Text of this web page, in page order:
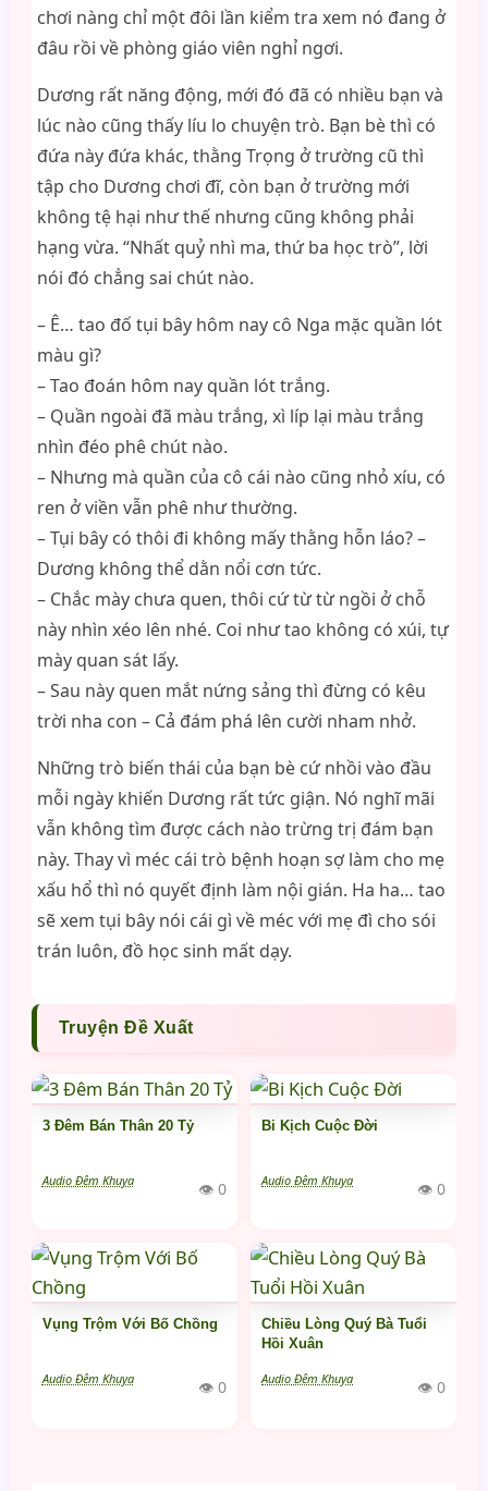
chơi nàng chỉ một đôi lần kiểm tra xem nó đang ở
đâu rồi về phòng giáo viên nghỉ ngơi.
Dương rất năng động, mới đó đã có nhiều bạn và
lúc nào cũng thấy líu lo chuyện trò. Bạn bè thì có
đứa này đứa khác, thằng Trọng ở trường cũ thì
tập cho Dương chơi đĩ, còn bạn ở trường mới
không tệ hại như thế nhưng cũng không phải
hạng vừa. “Nhất quỷ nhì ma, thứ ba học trò”, lời
nói đó chẳng sai chút nào.
– Ê… tao đố tụi bây hôm nay cô Nga mặc quần lót
màu gì?
– Tao đoán hôm nay quần lót trắng.
– Quần ngoài đã màu trắng, xì líp lại màu trắng
nhìn đéo phê chút nào.
– Nhưng mà quần của cô cái nào cũng nhỏ xíu, có
ren ở viền vẫn phê như thường.
– Tụi bây có thôi đi không mấy thằng hỗn láo? –
Dương không thể dằn nổi cơn tức.
– Chắc mày chưa quen, thôi cứ từ từ ngồi ở chỗ
này nhìn xéo lên nhé. Coi như tao không có xúi, tự
mày quan sát lấy.
– Sau này quen mắt nứng sảng thì đừng có kêu
trời nha con – Cả đám phá lên cười nham nhở.
Những trò biến thái của bạn bè cứ nhồi vào đầu
mỗi ngày khiến Dương rất tức giận. Nó nghĩ mãi
vẫn không tìm được cách nào trừng trị đám bạn
này. Thay vì méc cái trò bệnh hoạn sợ làm cho mẹ
xấu hổ thì nó quyết định làm nội gián. Ha ha… tao
sẽ xem tụi bây nói cái gì về méc với mẹ đì cho sói
trán luôn, đồ học sinh mất dạy.
Truyện Đề Xuất
3 Đêm Bán Thân 20 Tỷ
Audio Đêm Khuya 👁 0
Bi Kịch Cuộc Đời
Audio Đêm Khuya 👁 0
Vụng Trộm Với Bố Chồng
Audio Đêm Khuya 👁 0
Chiều Lòng Quý Bà Tuổi
Hồi Xuân
Audio Đêm Khuya 👁 0